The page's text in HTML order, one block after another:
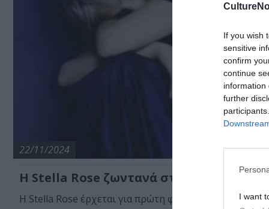
If you wish
sensitive
confirm
continue
information
further
I want
22/11/2024
Η Stella Rose ζωντανά στο Death Disco
Η Stella Rose έρχεται για πρώτη φορά στην Ελλάδα!